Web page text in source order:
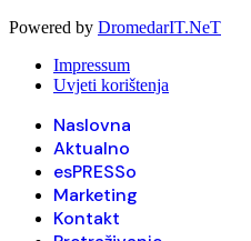
Powered by DromedarIT.NeT
Impressum
Uvjeti korištenja
Naslovna
Aktualno
esPRESSo
Marketing
Kontakt